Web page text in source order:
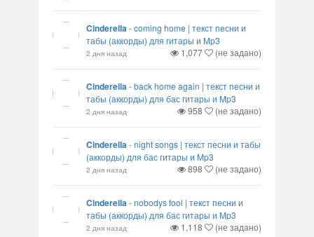
Cinderella-coming home | текст песни и
табы (аккорды) для гитары и Mp3
2 дня назад 1,077 (не задано)
Cinderella-back home again | текст песни и
табы (аккорды) для бас гитары и Mp3
2 дня назад 958 (не задано)
Cinderella-night songs | текст песни и табы
(аккорды) для бас гитары и Mp3
2 дня назад 898 (не задано)
Cinderella-nobodys fool | текст песни и
табы (аккорды) для бас гитары и Mp3
2 дня назад 1,118 (не задано)